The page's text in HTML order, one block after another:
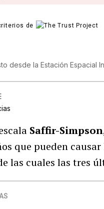
de
desde la Estación Espacial
Saffir-Simpson
que pueden
las cuales las tres